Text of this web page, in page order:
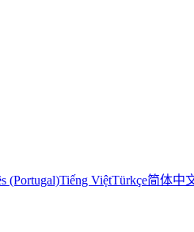
(Portugal)Tiếng ViệtTürkçe简体中